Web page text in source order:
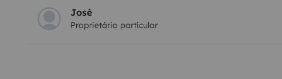
portabici fino a 4 biciclette (€ 6/dia, consultar
de inverno (neve), etc. ...
José
Proprietário particular